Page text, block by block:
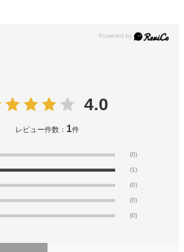
4.0
レビュー件数： 1件
(0)
(1)
(0)
(0)
(0)